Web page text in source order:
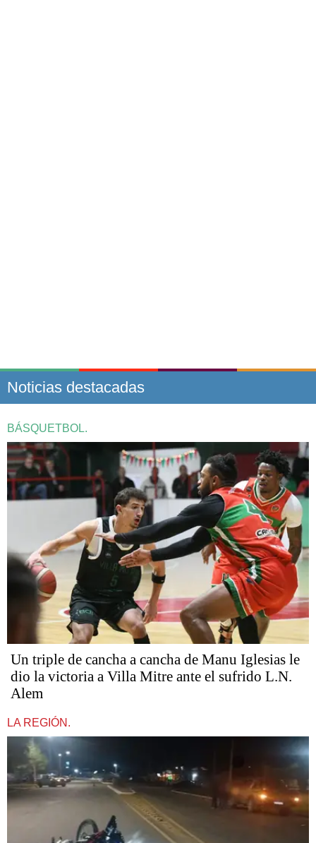
Noticias destacadas
BÁSQUETBOL.
Un triple de cancha a cancha de Manu Iglesias le
dio la victoria a Villa Mitre ante el sufrido L.N.
Alem
LA REGIÓN.